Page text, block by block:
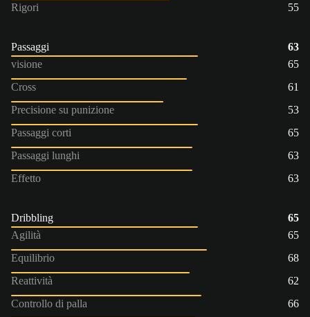
Rigori
55
Passaggi
63
visione
65
Cross
61
Precisione su punizione
53
Passaggi corti
65
Passaggi lunghi
63
Effetto
63
Dribbling
65
Agilità
65
Equilibrio
68
Reattività
62
Controllo di palla
66